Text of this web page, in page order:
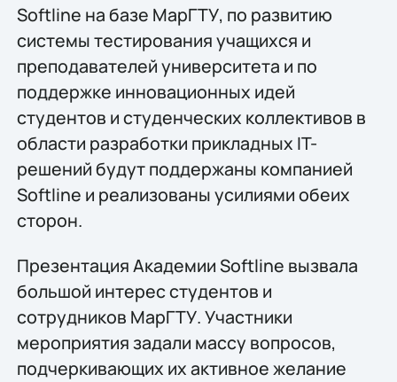
Softline на базе МарГТУ, по развитию
системы тестирования учащихся и
преподавателей университета и по
поддержке инновационных идей
студентов и студенческих коллективов в
области разработки прикладных IT-
решений будут поддержаны компанией
Softline и реализованы усилиями обеих
сторон.
Презентация Академии Softline вызвала
большой интерес студентов и
сотрудников МарГТУ. Участники
мероприятия задали массу вопросов,
подчеркивающих их активное желание